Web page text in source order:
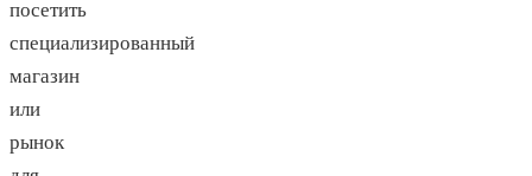
посетить
специализированный
магазин
или
рынок